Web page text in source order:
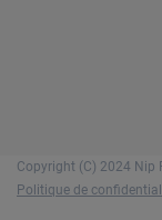
Copyright (C) 2024 Nip
Politique de